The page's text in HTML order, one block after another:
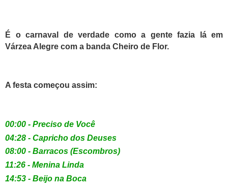
É o carnaval de verdade como a gente fazia lá em
Várzea Alegre com a banda Cheiro de Flor.
A festa começou assim:
00:00 - Preciso de Você
04:28 - Capricho dos Deuses
08:00 - Barracos (Escombros)
11:26 - Menina Linda
14:53 - Beijo na Boca